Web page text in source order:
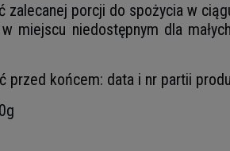
zalecanej porcji do spożycia w
w miejscu niedostępnym dla
przed końcem: data i nr partii